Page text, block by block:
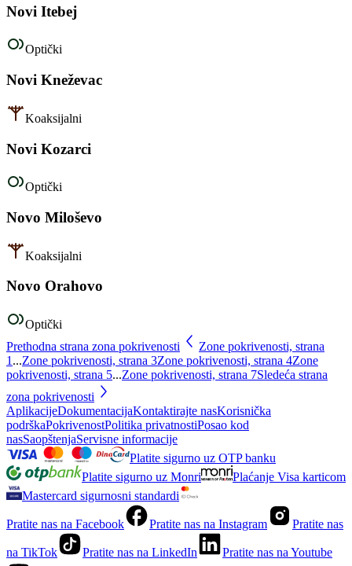
Novi Itebej
Optički
Novi Kneževac
Koaksijalni
Novi Kozarci
Optički
Novo Miloševo
Koaksijalni
Novo Orahovo
Optički
Prethodna strana zona pokrivenosti
Zone pokrivenosti, strana
1 ...Zone pokrivenosti, strana 3Zone pokrivenosti, strana 4Zone
pokrivenosti, strana 5...Zone pokrivenosti, strana 7Sledeća strana
zona pokrivenosti
AplikacijeDokumentacijaKontaktirajte nasKorisnička
podrškaPokrivenostPolitika privatnostiPosao kod
nasSaopštenjaServisne informacije
Platite sigurno uz OTP banku
Platite sigurno uz Monri
Plaćanje Visa karticom
Mastercard sigurnosni standardi
Pratite nas na Facebook Pratite nas na Instagram Pratite nas
na TikTok Pratite nas na LinkedIn Pratite nas na Youtube